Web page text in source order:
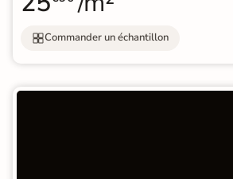
Commander un échantillon